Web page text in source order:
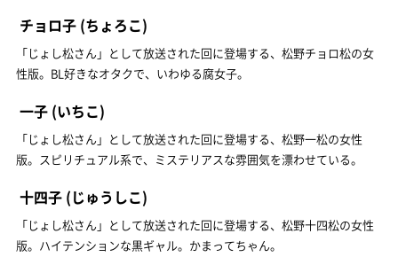
チョロ子 (ちょろこ)
「じょし松さん」として放送された回に登場する、松野チョロ松の女
性版。BL好きなオタクで、いわゆる腐女子。
一子 (いちこ)
「じょし松さん」として放送された回に登場する、松野一松の女性
版。スピリチュアル系で、ミステリアスな雰囲気を漂わせている。
十四子 (じゅうしこ)
「じょし松さん」として放送された回に登場する、松野十四松の女性
版。ハイテンションな黒ギャル。かまってちゃん。